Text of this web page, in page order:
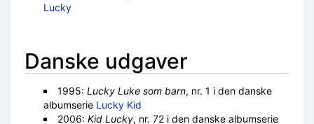
Lucky
Danske udgaver
1995: Lucky Luke som barn, nr. 1 i den danske
albumserie Lucky Kid
2006: Kid Lucky, nr. 72 i den danske albumserie